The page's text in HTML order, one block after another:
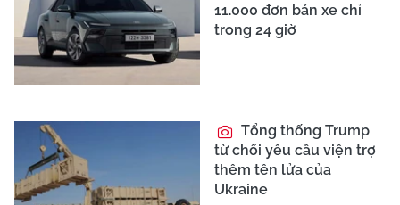
11.000 đơn bán xe chỉ
trong 24 giờ
Tổng thống Trump
từ chối yêu cầu viện trợ
thêm tên lửa của
Ukraine